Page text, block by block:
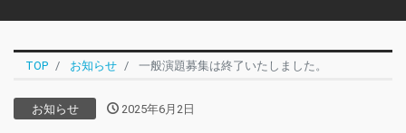
TOP お知らせ 一般演題募集は終了いたしました。
お知らせ 2025年6月2日